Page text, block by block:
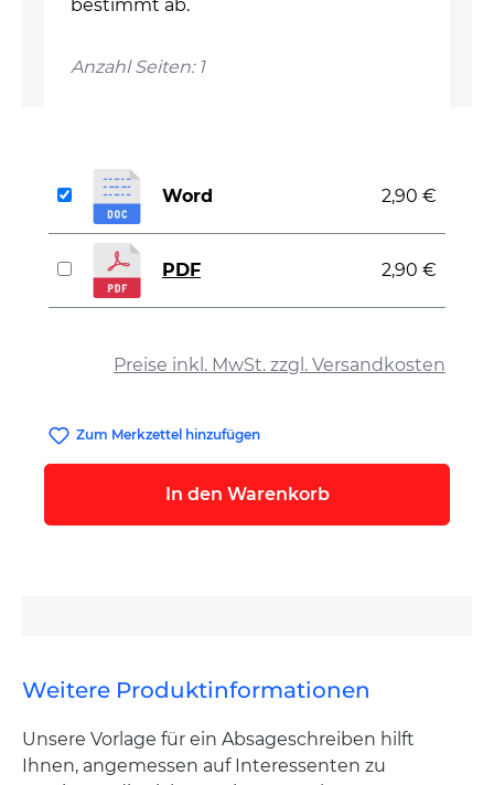
bestimmt ab.
Anzahl Seiten: 1
Preise inkl. MwSt. zzgl. Versandkosten
Word 2,90 €
PDF 2,90 €
Zum Merkzettel hinzufügen
In den Warenkorb
Weitere Produktinformationen
Unsere Vorlage für ein Absageschreiben hilft
Ihnen, angemessen auf Interessenten zu